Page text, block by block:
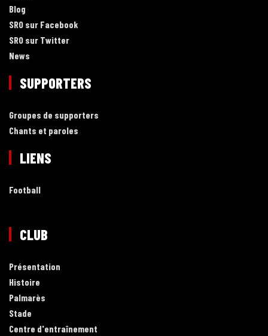
Blog
SRO sur Facebook
SRO sur Twitter
News
SUPPORTERS
Groupes de supporters
Chants et paroles
LIENS
Football
CLUB
Présentation
Histoire
Palmarès
Stade
Centre d'entraînement